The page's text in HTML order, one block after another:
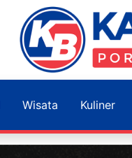
Wisata Kuliner